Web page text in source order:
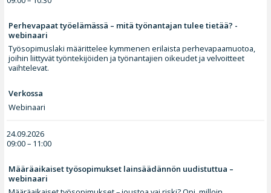
Perhevapaat työelämässä – mitä työnantajan tulee tietää? -
webinaari
Työsopimuslaki määrittelee kymmenen erilaista perhevapaamuotoa,
joihin liittyvät työntekijöiden ja työnantajien oikeudet ja velvoitteet
vaihtelevat.
Verkossa
Webinaari
24.09.2026
09:00 – 11:00
Määräaikaiset työsopimukset lainsäädännön uudistuttua –
webinaari